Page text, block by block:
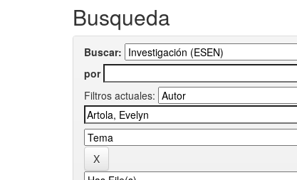
Busqueda
Buscar:
por
Filtros actuales: